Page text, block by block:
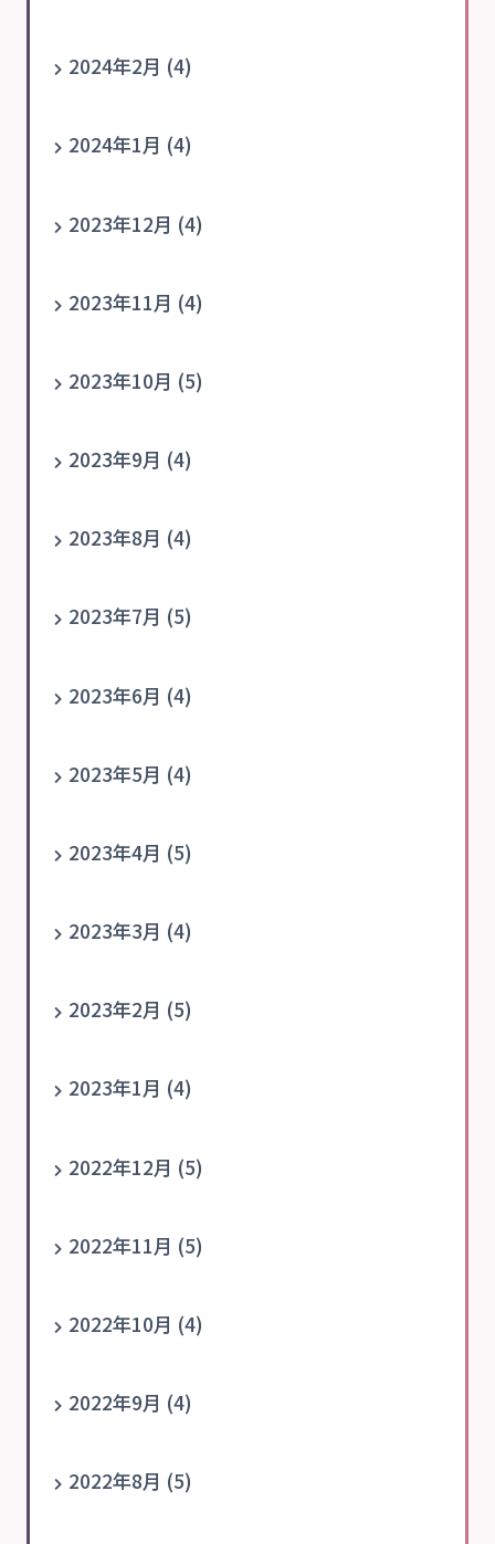
2024年2月 (4)
2024年1月 (4)
2023年12月 (4)
2023年11月 (4)
2023年10月 (5)
2023年9月 (4)
2023年8月 (4)
2023年7月 (5)
2023年6月 (4)
2023年5月 (4)
2023年4月 (5)
2023年3月 (4)
2023年2月 (5)
2023年1月 (4)
2022年12月 (5)
2022年11月 (5)
2022年10月 (4)
2022年9月 (4)
2022年8月 (5)